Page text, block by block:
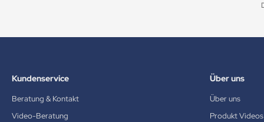
Kundenservice
Beratung & Kontakt
Video-Beratung
Über uns
Über uns
Produkt Videos